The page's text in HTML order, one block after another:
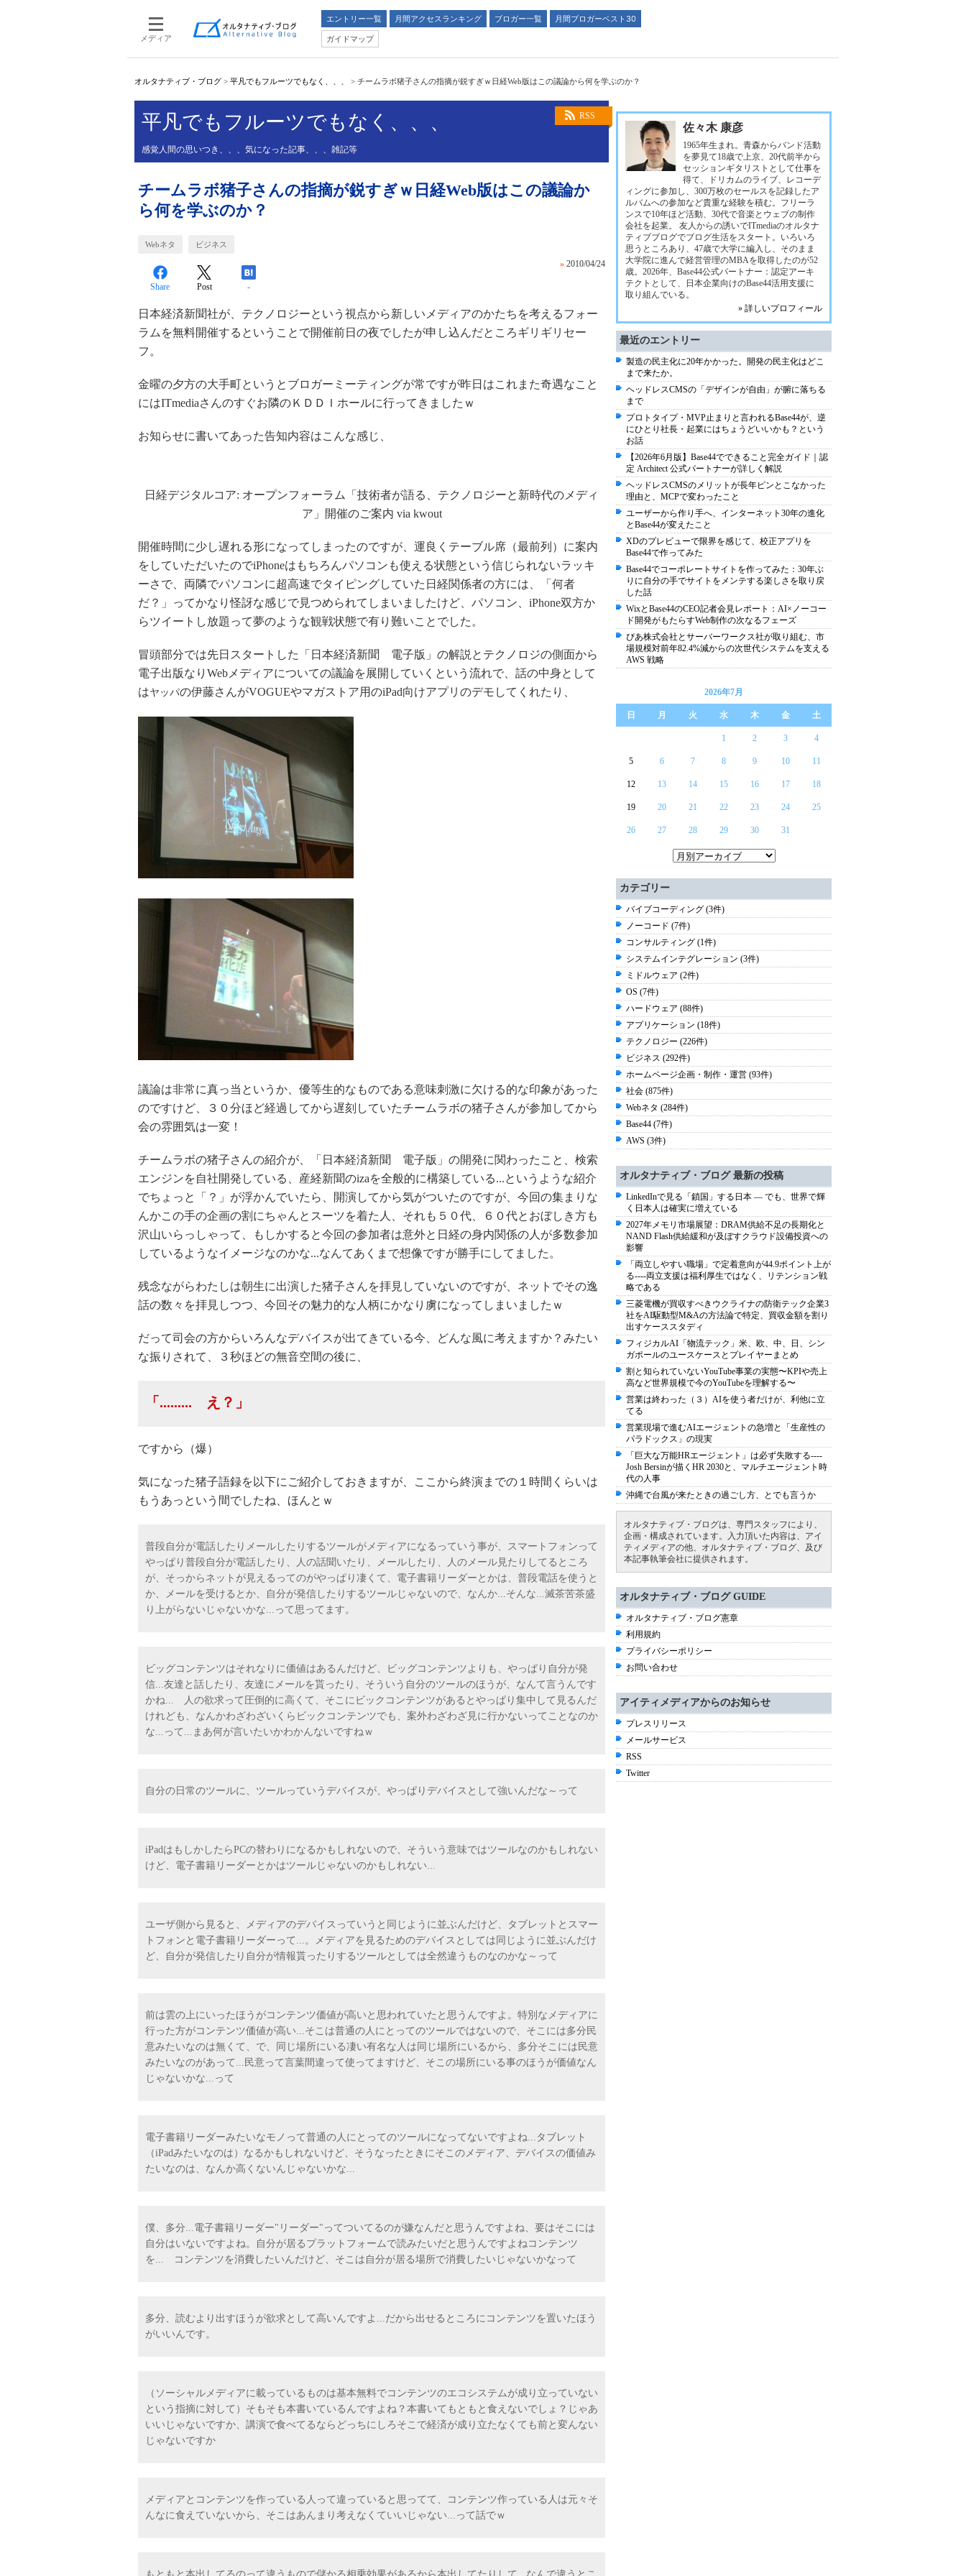
メディア
エントリー一覧 月間アクセスランキング ブロガー一覧
月間ブロガーベスト30
ガイドマップ
オルタナティブ・ブログ > 平凡でもフルーツでもなく、、、 > チームラボ猪子さんの指摘が鋭すぎｗ日経Web版はこの議論から何を学ぶのか？
RSS
平凡でもフルーツでもなく、、、
感覚人間の思いつき、、、気になった記事、、、雑記等
チームラボ猪子さんの指摘が鋭すぎｗ日経Web版はこの議論か
ら何を学ぶのか？
Webネタ ビジネス
» 2010/04/24
Share Post -
日本経済新聞社が、テクノロジーという視点から新しいメディアのかたちを考えるフォー
ラムを無料開催するということで開催前日の夜でしたが申し込んだところギリギリセー
フ。
金曜の夕方の大手町というとブロガーミーティングが常ですが昨日はこれまた奇遇なこと
にはITmediaさんのすぐお隣のＫＤＤＩホールに行ってきましたｗ
お知らせに書いてあった告知内容はこんな感じ、
日経デジタルコア: オープンフォーラム「技術者が語る、テクノロジーと新時代のメディ
ア」開催のご案内 via kwout
開催時間に少し遅れる形になってしまったのですが、運良くテーブル席（最前列）に案内
をしていただいたのでiPhoneはもちろんパソコンも使える状態という信じられないラッキ
ーさで、両隣でパソコンに超高速でタイピングしていた日経関係者の方には、「何者
だ？」ってかなり怪訝な感じで見つめられてしまいましたけど、パソコン、iPhone双方か
らツイートし放題って夢のような観戦状態で有り難いことでした。
冒頭部分では先日スタートした「日本経済新聞 電子版」の解説とテクノロジの側面から
電子出版なりWebメディアについての議論を展開していくという流れで、話の中身として
はヤッパの伊藤さんがVOGUEやマガストア用のiPad向けアプリのデモしてくれたり、
議論は非常に真っ当というか、優等生的なものである意味刺激に欠ける的な印象があった
のですけど、３０分ほど経過してから遅刻していたチームラボの猪子さんが参加してから
会の雰囲気は一変！
チームラボの猪子さんの紹介が、「日本経済新聞 電子版」の開発に関わったこと、検索
エンジンを自社開発している、産経新聞のizaを全般的に構築している...というような紹介
でちょっと「？」が浮かんでいたら、開演してから気がついたのですが、今回の集まりな
んかこの手の企画の割にちゃんとスーツを着た人、それも５０代、６０代とおぼしき方も
沢山いらっしゃって、もしかすると今回の参加者は意外と日経の身内関係の人が多数参加
しているようなイメージなのかな...なんてあくまで想像ですが勝手にしてました。
残念ながらわたしは朝生に出演した猪子さんを拝見していないのですが、ネットでその逸
話の数々を拝見しつつ、今回その魅力的な人柄にかなり虜になってしまいましたｗ
だって司会の方からいろんなデバイスが出てきている今、どんな風に考えますか？みたい
な振りされて、３秒ほどの無音空間の後に、
「......... え？」
ですから（爆）
気になった猪子語録を以下にご紹介しておきますが、ここから終演までの１時間くらいは
もうあっという間でしたね、ほんとｗ
普段自分が電話したりメールしたりするツールがメディアになるっていう事が、スマートフォンって
やっぱり普段自分が電話したり、人の話聞いたり、メールしたり、人のメール見たりしてるところ
が、そっからネットが見えるってのがやっぱり凄くて、電子書籍リーダーとかは、普段電話を使うと
か、メールを受けるとか、自分が発信したりするツールじゃないので、なんか...そんな...滅茶苦茶盛
り上がらないじゃないかな...って思ってます。
ビッグコンテンツはそれなりに価値はあるんだけど、ビッグコンテンツよりも、やっぱり自分が発
信...友達と話したり、友達にメールを貰ったり、そういう自分のツールのほうが、なんて言うんです
かね... 人の欲求って圧倒的に高くて、そこにビックコンテンツがあるとやっぱり集中して見るんだ
けれども、なんかわざわざいくらビックコンテンツでも、案外わざわざ見に行かないってことなのか
な...って...まあ何が言いたいかわかんないですねｗ
自分の日常のツールに、ツールっていうデバイスが、やっぱりデバイスとして強いんだな～って
iPadはもしかしたらPCの替わりになるかもしれないので、そういう意味ではツールなのかもしれない
けど、電子書籍リーダーとかはツールじゃないのかもしれない...
ユーザ側から見ると、メディアのデバイスっていうと同じように並ぶんだけど、タブレットとスマー
トフォンと電子書籍リーダーって...。メディアを見るためのデバイスとしては同じように並ぶんだけ
ど、自分が発信したり自分が情報貰ったりするツールとしては全然違うものなのかな～って
前は雲の上にいったほうがコンテンツ価値が高いと思われていたと思うんですよ。特別なメディアに
行った方がコンテンツ価値が高い...そこは普通の人にとってのツールではないので、そこには多分民
意みたいなのは無くて、で、同じ場所にいる凄い有名な人は同じ場所にいるから、多分そこには民意
みたいなのがあって...民意って言葉間違って使ってますけど、そこの場所にいる事のほうが価値なん
じゃないかな...って
電子書籍リーダーみたいなモノって普通の人にとってのツールになってないですよね...タブレット
（iPadみたいなのは）なるかもしれないけど、そうなったときにそこのメディア、デバイスの価値み
たいなのは、なんか高くないんじゃないかな...
僕、多分...電子書籍リーダー"リーダー"ってついてるのが嫌なんだと思うんですよね、要はそこには
自分はいないですよね。自分が居るプラットフォームで読みたいだと思うんですよねコンテンツ
を... コンテンツを消費したいんだけど、そこは自分が居る場所で消費したいじゃないかなって
多分、読むより出すほうが欲求として高いんですよ...だから出せるところにコンテンツを置いたほう
がいいんです。
（ソーシャルメディアに載っているものは基本無料でコンテンツのエコシステムが成り立っていない
という指摘に対して）そもそも本書いているんですよね？本書いてもともと食えないでしょ？じゃあ
いいじゃないですか、講演で食べてるならどっちにしろそこで経済が成り立たなくても前と変んない
じゃないですか
メディアとコンテンツを作っている人って違っていると思ってて、コンテンツ作っている人は元々そ
んなに食えていないから、そこはあんまり考えなくていいじゃない...って話でｗ
佐々木 康彦
1965年生まれ。青森からバンド活動
を夢見て18歳で上京、20代前半から
セッションギタリストとして仕事を
得て、ドリカムのライブ、レコーデ
ィングに参加し、300万枚のセールスを記録したア
ルバムへの参加など貴重な経験を積む。フリーラ
ンスで10年ほど活動、30代で音楽とウェブの制作
会社を起業。 友人からの誘いでITmediaのオルタナ
ティブブログでブログ生活をスタート。いろいろ
思うところあり、47歳で大学に編入し、そのまま
大学院に進んで経営管理のMBAを取得したのが52
歳。2026年、Base44公式パートナー：認定アーキ
テクトとして、日本企業向けのBase44活用支援に
取り組んでいる。
» 詳しいプロフィール
最近のエントリー
製造の民主化に20年かかった。開発の民主化はどこ
まで来たか。
ヘッドレスCMSの「デザインが自由」が腑に落ちる
まで
プロトタイプ・MVP止まりと言われるBase44が、逆
にひとり社長・起業にはちょうどいいかも？という
お話
【2026年6月版】Base44でできること完全ガイド｜認
定 Architect 公式パートナーが詳しく解説
ヘッドレスCMSのメリットが長年ピンとこなかった
理由と、MCPで変わったこと
ユーザーから作り手へ、インターネット30年の進化
とBase44が変えたこと
XDのプレビューで限界を感じて、校正アプリを
Base44で作ってみた
Base44でコーポレートサイトを作ってみた：30年ぶ
りに自分の手でサイトをメンテする楽しさを取り戻
した話
WixとBase44のCEO記者会見レポート：AI×ノーコー
ド開発がもたらすWeb制作の次なるフェーズ
ぴあ株式会社とサーバーワークス社が取り組む、市
場規模対前年82.4%減からの次世代システムを支える
AWS 戦略
2026年7月
日 月 火 水 木 金 土
1 2 3 4
5 6 7 8 9 10 11
12 13 14 15 16 17 18
19 20 21 22 23 24 25
26 27 28 29 30 31
カテゴリー
バイブコーディング (3件)
ノーコード (7件)
コンサルティング (1件)
システムインテグレーション (3件)
ミドルウェア (2件)
OS (7件)
ハードウェア (88件)
アプリケーション (18件)
テクノロジー (226件)
ビジネス (292件)
ホームページ企画・制作・運営 (93件)
社会 (875件)
Webネタ (284件)
Base44 (7件)
AWS (3件)
オルタナティブ・ブログ 最新の投稿
LinkedInで見る「鎖国」する日本 ― でも、世界で輝
く日本人は確実に増えている
2027年メモリ市場展望：DRAM供給不足の長期化と
NAND Flash供給緩和が及ぼすクラウド設備投資への
影響
「両立しやすい職場」で定着意向が44.9ポイント上が
る----両立支援は福利厚生ではなく、リテンション戦
略である
三菱電機が買収すべきウクライナの防衛テック企業3
社をAI駆動型M&Aの方法論で特定、買収金額を割り
出すケーススタディ
フィジカルAI「物流テック」米、欧、中、日、シン
ガポールのユースケースとプレイヤーまとめ
割と知られていないYouTube事業の実態〜KPIや売上
高など世界規模で今のYouTubeを理解する〜
営業は終わった（３）AIを使う者だけが、利他に立
てる
営業現場で進むAIエージェントの急増と「生産性の
パラドックス」の現実
「巨大な万能HRエージェント」は必ず失敗する----
Josh Bersinが描くHR 2030と、マルチエージェント時
代の人事
沖縄で台風が来たときの過ごし方、とでも言うか
オルタナティブ・ブログは、専門スタッフにより、
企画・構成されています。入力頂いた内容は、アイ
ティメディアの他、オルタナティブ・ブログ、及び
本記事執筆会社に提供されます。
オルタナティブ・ブログ GUIDE
オルタナティブ・ブログ憲章
利用規約
プライバシーポリシー
お問い合わせ
アイティメディアからのお知らせ
プレスリリース
メールサービス
RSS
Twitter